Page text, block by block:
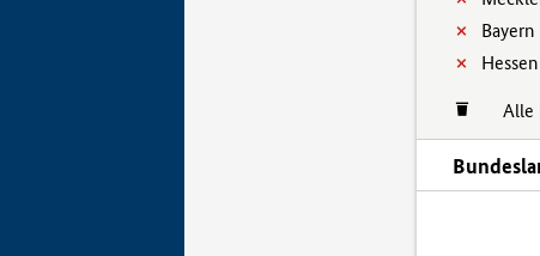
Bayern
Hessen
Alle